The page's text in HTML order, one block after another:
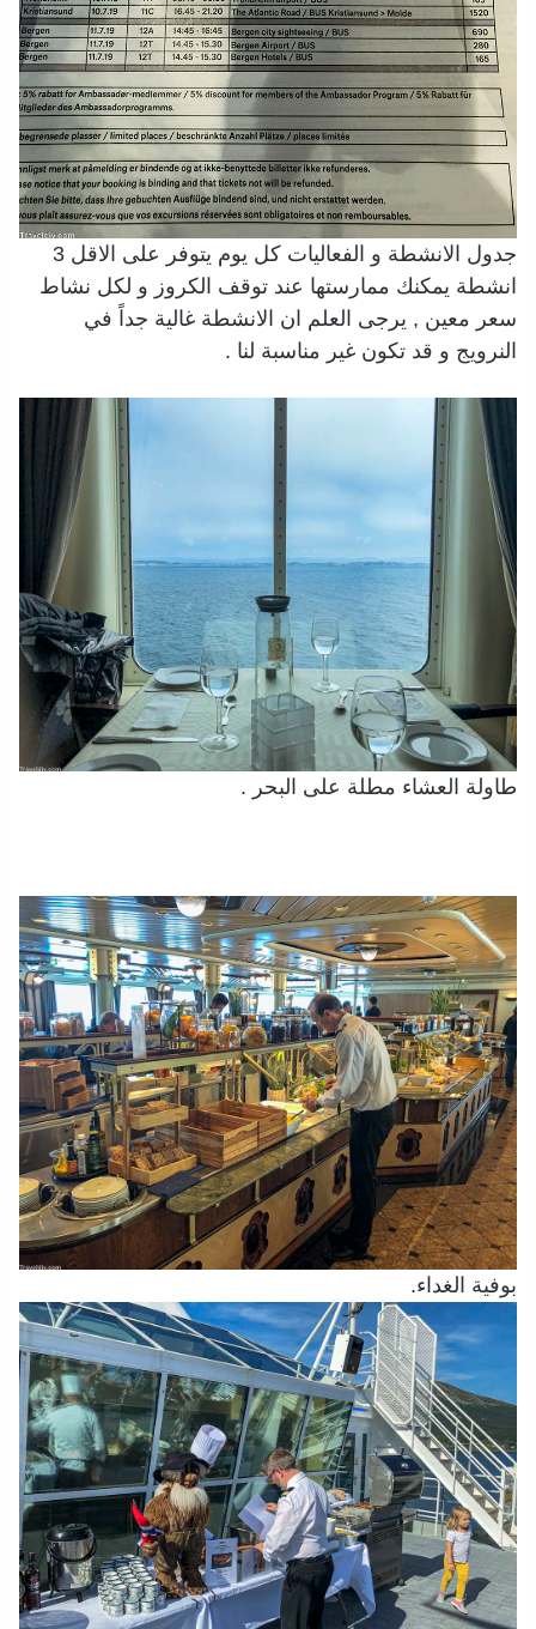
جدول الانشطة و الفعاليات كل يوم يتوفر على الاقل 3
انشطة يمكنك ممارستها عند توقف الكروز و لكل نشاط
سعر معين , يرجى العلم ان الانشطة غالية جداً في
النرويج و قد تكون غير مناسبة لنا .
طاولة العشاء مطلة على البحر .
بوفية الغداء.